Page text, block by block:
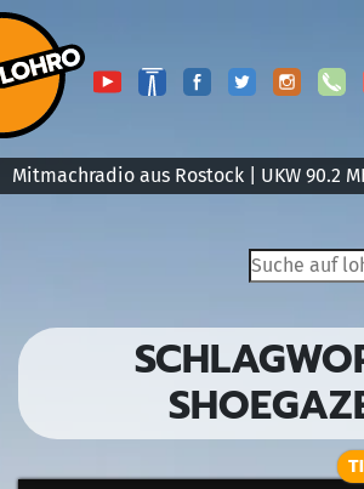
Mitmachradio aus Rostock | UKW 90.2